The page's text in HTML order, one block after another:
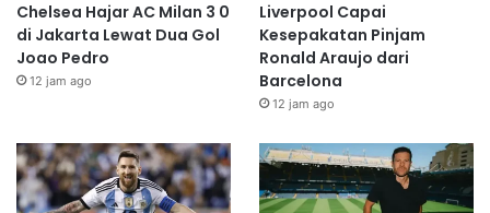
Chelsea Hajar AC Milan 3 0
di Jakarta Lewat Dua Gol
Joao Pedro
12 jam ago
Liverpool Capai
Kesepakatan Pinjam
Ronald Araujo dari
Barcelona
12 jam ago